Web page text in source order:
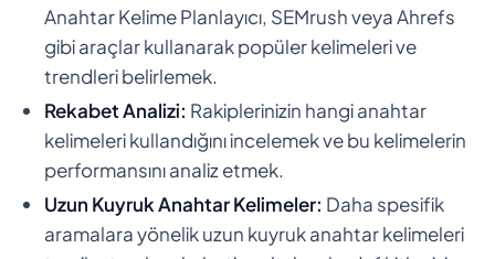
Anahtar Kelime Planlayıcı, SEMrush veya Ahrefs
gibi araçlar kullanarak popüler kelimeleri ve
trendleri belirlemek.
Rekabet Analizi: Rakiplerinizin hangi anahtar
kelimeleri kullandığını incelemek ve bu kelimelerin
performansını analiz etmek.
Uzun Kuyruk Anahtar Kelimeler: Daha spesifik
aramalara yönelik uzun kuyruk anahtar kelimeleri